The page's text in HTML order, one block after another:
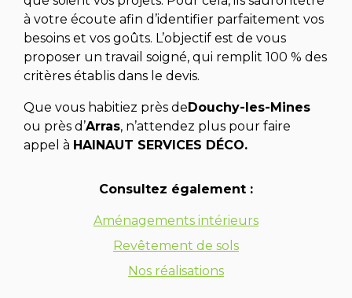
à votre écoute afin d’identifier parfaitement vos
besoins et vos goûts. L’objectif est de vous
proposer un travail soigné, qui remplit 100 % des
critères établis dans le devis.
Que vous habitiez près de Douchy-les-Mines
ou près d’Arras, n’attendez plus pour faire
appel à HAINAUT SERVICES DÉCO.
Consultez également :
Aménagements intérieurs
Revêtement de sols
Nos réalisations